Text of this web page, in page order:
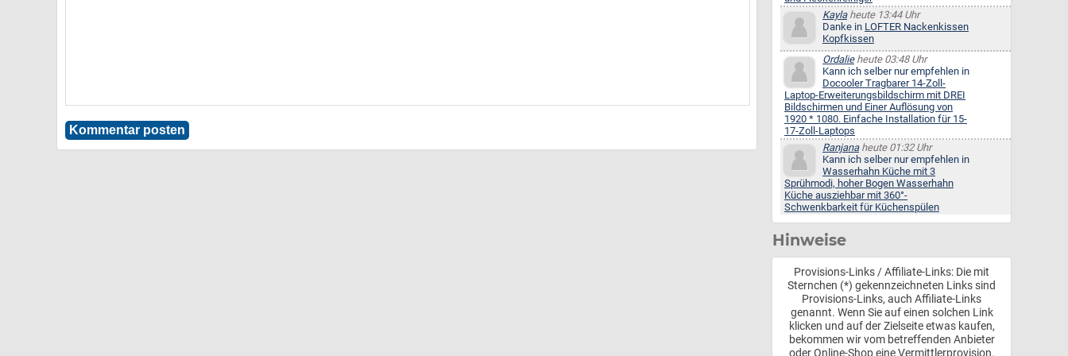
Kaylaheute 13:44 Uhr
Danke in LOFTER Nackenkissen
Kopfkissen
Ordalieheute 03:48 Uhr
Kann ich selber nur empfehlen in
Docooler Tragbarer 14-Zoll-
Laptop-Erweiterungsbildschirm mit DREI
Bildschirmen und Einer Auflösung von
1920 * 1080. Einfache Installation für 15-
17-Zoll-Laptops
Ranjanaheute 01:32 Uhr
Kann ich selber nur empfehlen in
Wasserhahn Küche mit 3
Sprühmodi, hoher Bogen Wasserhahn
Küche ausziehbar mit 360°-
Schwenkbarkeit für Küchenspülen
Hinweise
Provisions-Links / Affiliate-Links: Die mit
Sternchen (*) gekennzeichneten Links sind
Provisions-Links, auch Affiliate-Links
genannt. Wenn Sie auf einen solchen Link
klicken und auf der Zielseite etwas kaufen,
bekommen wir vom betreffenden Anbieter